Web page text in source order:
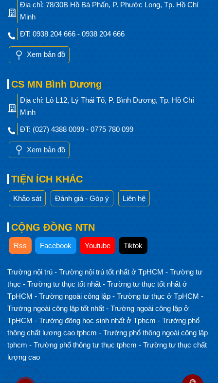
Địa chỉ: 78/30B Hồ Bá Phấn, P. Phước Long, Tp. Hồ Chí
Minh
ĐT: 0938 204 666 - 0938 204 666
Xem bản đồ
CS MN Bình Dương
Địa chỉ: Lô L12, Lý Thái Tổ, P. Bình Dương, Tp. Hồ Chí
Minh
ĐT: (027) 4388 0099 - 0775 780 099
Xem bản đồ
TIỆN ÍCH KHÁC
Khảo sát Đánh giá - Góp ý Liên hệ
CỘNG ĐỒNG NTN
Rss Facebook Youtube Tiktok
Trường nội trú - Trường nội trú tốt nhất ở TpHCM - Trường tư
thục - Trường tư thục tốt nhất - Trường tư thục tốt nhất ở
TpHCM - Trường ngoài công lập - Trường tư thục ở TpHCM -
Trường ngoài công lập tốt nhất - Trường ngoài công lập ở
TpHCM - Trường đông học sinh nhất ở Tphcm - Trường phổ
thông chất lượng cao tphcm - Trường phổ thông ngoài công lập
tphcm - Trường phổ thông tư thục tphcm - Trường tư thục chất
lượng cao